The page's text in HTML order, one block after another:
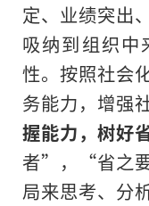
定、业绩突出
吸纳到组织中
性。按照社会
务能力，增强
握能力，树好
者”，“省之
局来思考、分